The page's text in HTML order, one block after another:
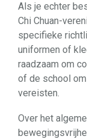
Als je echter
Chi Chuan-
specifieke
uniformen of
raadzaam om
of de school
vereisten.
Over het